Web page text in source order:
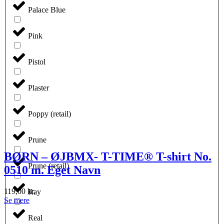
Palace Blue
Pink
Pistol
Plaster
Poppy (retail)
Prune
Prune (retail)
Ray
Real
BØRN – ØJBMX- T-TIME® T-shirt No.
0510 m. Eget Navn
119,00 kr.
Se mereDette
har